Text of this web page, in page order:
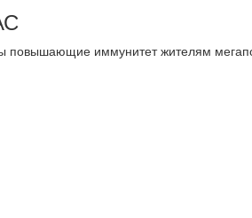
повышающие иммунитет жителям